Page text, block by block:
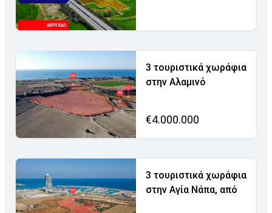
3 τουριστικά χωράφια
στην Αλαμινό
€4.000.000
3 τουριστικά χωράφια
στην Αγία Νάπα, από